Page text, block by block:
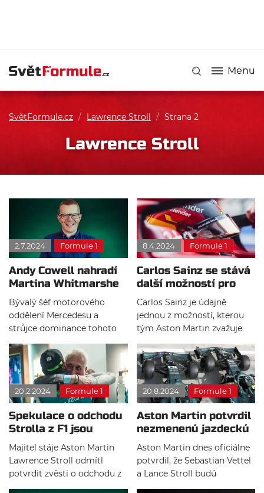
Menu
SvětFormule.cz / Lawrence Stroll / Strana 2
Lawrence Stroll
2.7.2024 Formule 1
Andy Cowell nahradí
Martina Whitmarshe
u Aston Martinu
Bývalý šéf motorového
oddělení Mercedesu a
strůjce dominance tohoto
týmu Andy Cowell od 1. října
nahradí Martina
Whitmarshe ve funkci
generálního ředitele týmu
Aston Martin. Lawrence
Stroll prozradil, že díky
tomuto příchodu je britský
tým na dobré cestě stát se
týmem, který bude vyhrávat
tituly mistrů světa.
8.4.2024 Formule 1
Carlos Sainz se stává
další možností pro
Aston Martin
Carlos Sainz je údajně
jednou z možností, kterou
tým Aston Martin zvažuje
pro nadcházející sezónu F1.
Ambiciózní tým chce udělat
vše proto, aby se mohl v
příštích letech aktivně
účastnit bojů o
konstruktérský titul a
jezdecký titul mistra světa.
20.2.2024 Formule 1
Spekulace o odchodu
Strolla z F1 jsou
daleko od pravdy
Majitel stáje Aston Martin
Lawrence Stroll odmítl
potvrdit zvěsti o odchodu z
20.8.2024 Formule 1
Aston Martin potvrdil
nezmenenú jazdeckú
dvojicu pre 2022
Aston Martin dnes oficiálne
potvrdil, že Sebastian Vettel
a Lance Stroll budú